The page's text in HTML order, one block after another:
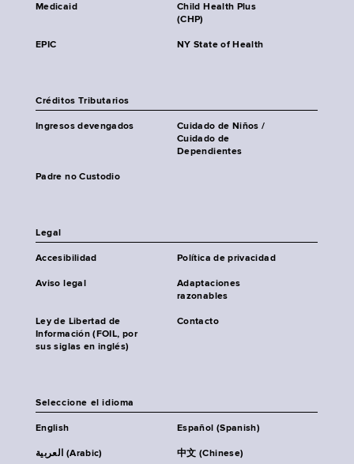
Medicaid
Child Health Plus
(CHP)
EPIC NY State of Health
Créditos Tributarios
Ingresos devengados
Cuidado de Niños /
Cuidado de
Dependientes
Padre no Custodio
Legal
Accesibilidad Política de privacidad
Aviso legal
Adaptaciones
razonables
Ley de Libertad de
Información (FOIL, por
sus siglas en inglés)
Contacto
Seleccione el idioma
English Español (Spanish)
العربية (Arabic) 中文 (Chinese)